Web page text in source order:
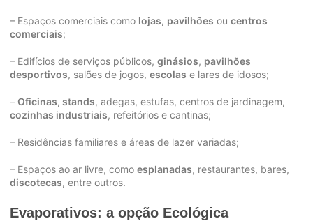
– Espaços comerciais como lojas, pavilhões ou centros
comerciais;
– Edifícios de serviços públicos, ginásios, pavilhões
desportivos, salões de jogos, escolas e lares de idosos;
– Oficinas, stands, adegas, estufas, centros de jardinagem,
cozinhas industriais, refeitórios e cantinas;
– Residências familiares e áreas de lazer variadas;
– Espaços ao ar livre, como esplanadas, restaurantes, bares,
discotecas, entre outros.
Evaporativos: a opção Ecológica